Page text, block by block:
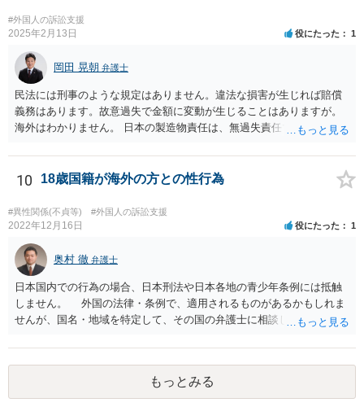
#外国人の訴訟支援
2025年2月13日 役にたった 1
岡田 晃朝 弁護士
民法には刑事のような規定はありません。違法な損害が生じれば賠償
義務はあります。故意過失で金額に変動が生じることはありますが。
海外はわかりません。 日本の製造物責任は、無過失責任です。ですの
10 18歳国籍が海外の方との性行為
#異性関係(不貞等) #外国人の訴訟支援
2022年12月16日 役にたった 1
奥村 徹 弁護士
日本国内での行為の場合、日本刑法や日本各地の青少年条例には抵触
しません。 外国の法律・条例で、適用されるものがあるかもしれま
せんが、国名・地域を特定して、その国の弁護士に相談してくださ
もっとみる